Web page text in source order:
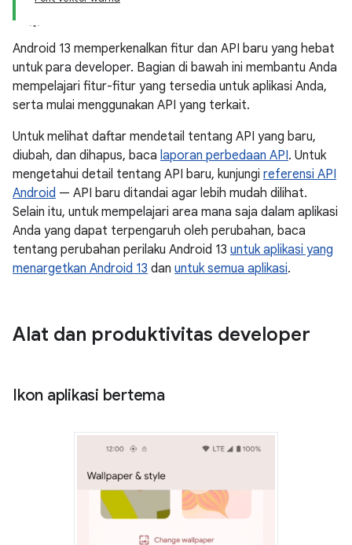
Android 13 memperkenalkan fitur dan API baru yang hebat
untuk para developer. Bagian di bawah ini membantu Anda
mempelajari fitur-fitur yang tersedia untuk aplikasi Anda,
serta mulai menggunakan API yang terkait.
Untuk melihat daftar mendetail tentang API yang baru,
diubah, dan dihapus, baca laporan perbedaan API. Untuk
mengetahui detail tentang API baru, kunjungi referensi API
Android — API baru ditandai agar lebih mudah dilihat.
Selain itu, untuk mempelajari area mana saja dalam aplikasi
Anda yang dapat terpengaruh oleh perubahan, baca
tentang perubahan perilaku Android 13 untuk aplikasi yang
menargetkan Android 13 dan untuk semua aplikasi.
Alat dan produktivitas developer
Ikon aplikasi bertema